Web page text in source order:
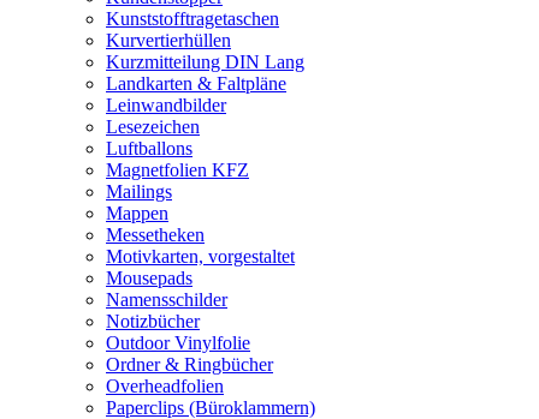
Kunststofftragetaschen
Kurvertierhüllen
Kurzmitteilung DIN Lang
Landkarten & Faltpläne
Leinwandbilder
Lesezeichen
Luftballons
Magnetfolien KFZ
Mailings
Mappen
Messetheken
Motivkarten, vorgestaltet
Mousepads
Namensschilder
Notizbücher
Outdoor Vinylfolie
Ordner & Ringbücher
Overheadfolien
Paperclips (Büroklammern)